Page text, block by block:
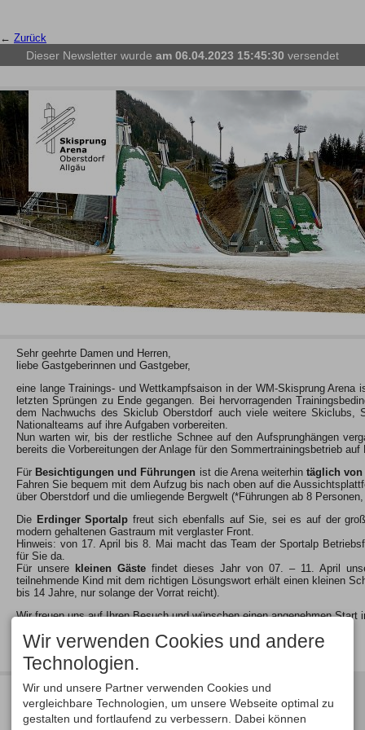
← Zurück
Dieser Newsletter wurde am 06.04.2023 15:45:30 versendet
Sehr geehrte Damen und Herren,
liebe Gastgeberinnen und Gastgeber,
eine lange Trainings- und Wettkampfsaison in der WM-Skisprung Arena
letzten Sprüngen zu Ende gegangen. Bei hervorragenden
dem Nachwuchs des Skiclub Oberstdorf auch viele weitere Skiclubs,
Nationalteams auf ihre Aufgaben vorbereiten.
Nun warten wir, bis der restliche Schnee auf den Aufsprunghängen
bereits die Vorbereitungen der Anlage für den Sommertrainingsbetrieb auf
Für Besichtigungen und Führungen ist die Arena weiterhintäglich von
Fahren Sie bequem mit dem Aufzug bis nach oben auf die
über Oberstdorf und die umliegende Bergwelt (*Führungen ab 8
Die Erdinger Sportalp freut sich ebenfalls auf Sie, sei es auf der
modern gehaltenen Gastraum mit verglaster Front.
Hinweis: von 17. April bis 8. Mai macht das Team der Sportalp
für Sie da.
Für unsere kleinen Gäste findet dieses Jahr von 07. – 11. April
teilnehmende Kind mit dem richtigen Lösungswort erhält einen kleinen
bis 14 Jahre, nur solange der Vorrat reicht).
Wir freuen uns auf Ihren Besuch und wünschen einen angenehmen Start
Ihr Team der Skiclub Oberstdorf Veranstaltungs GmbH
PDF Datei
Aushang A4 Besichtigung Frühling
Wir verwenden Cookies und andere
Technologien.
Wir und unsere Partner verwenden Cookies und
vergleichbare Technologien, um unsere Webseite optimal zu
gestalten und fortlaufend zu verbessern. Dabei können